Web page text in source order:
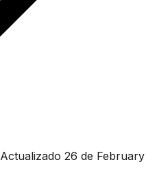
Actualizado 26 de February